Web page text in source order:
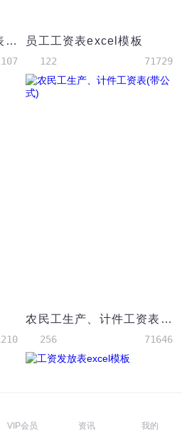
工程项目劳动人员工资表excel模板 员工工资表excel模板
122 71729
农民工生产、计件工资表(带公式)
256 71646
VIP会员 资讯 我的